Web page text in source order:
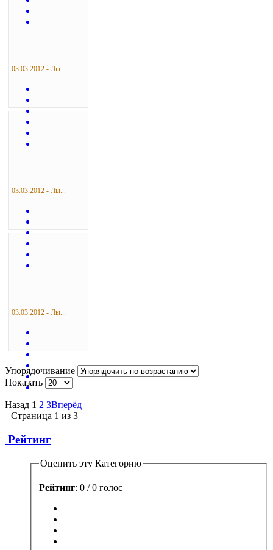
03.03.2012 - Лы...
03.03.2012 - Лы...
03.03.2012 - Лы...
Упорядочивание
Показать
Назад 1 2 3Вперёд
Страница 1 из 3
Рейтинг
Оценить эту Категорию
Рейтинг: 0 / 0 голос